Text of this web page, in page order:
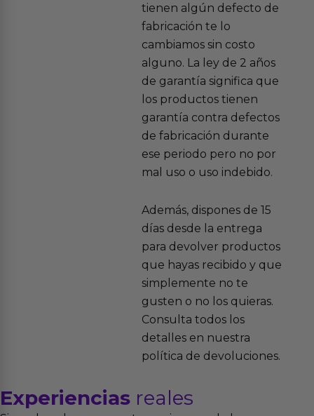
tienen algún defecto de
fabricación te lo
cambiamos sin costo
alguno. La ley de 2 años
de garantía significa que
los productos tienen
garantía contra defectos
de fabricación durante
ese periodo pero no por
mal uso o uso indebido.
Además, dispones de 15
días desde la entrega
para devolver productos
que hayas recibido y que
simplemente no te
gusten o no los quieras.
Consulta todos los
detalles en nuestra
política de devoluciones.
Experiencias reales